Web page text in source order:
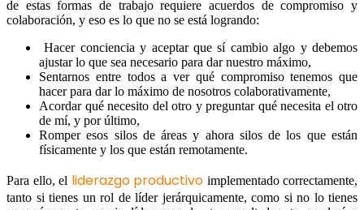
de estas formas de trabajo requiere acuerdos de compromiso y
colaboración, y eso es lo que no se está logrando:
Hacer conciencia y aceptar que sí cambio algo y debemos
ajustar lo que sea necesario para dar nuestro máximo,
Sentarnos entre todos a ver qué compromiso tenemos que
hacer para dar lo máximo de nosotros colaborativamente,
Acordar qué necesito del otro y preguntar qué necesita el otro
de mí, y por último,
Romper esos silos de áreas y ahora silos de los que están
físicamente y los que están remotamente.
Para ello, el liderazgo productivo implementado correctamente,
tanto si tienes un rol de líder jerárquicamente, como si no lo tienes